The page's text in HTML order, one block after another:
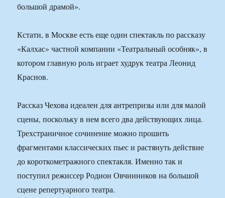
большой драмой».
Кстати, в Москве есть еще один спектакль по рассказу
«Калхас» частной компании «Театральный особняк», в
котором главную роль играет худрук театра Леонид
Краснов.
Рассказ Чехова идеален для антрепризы или для малой
сцены, поскольку в нем всего два действующих лица.
Трехстраничное сочинение можно прошить
фрагментами классических пьес и растянуть действие
до короткометражного спектакля. Именно так и
поступил режиссер Родион Овчинников на большой
сцене репертуарного театра.